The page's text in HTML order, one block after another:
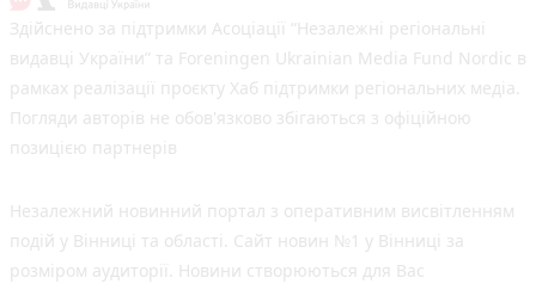
Здійснено за підтримки Асоціації “Незалежні регіональні
видавці України” та Foreningen Ukrainian Media Fund Nordic в
рамках реалізації проєкту Хаб підтримки регіональних медіа.
Погляди авторів не обов'язково збігаються з офіційною
позицією партнерів
Незалежний новинний портал з оперативним висвітленням
подій у Вінниці та області. Сайт новин №1 у Вінниці за
розміром аудиторії. Новини створюються для Вас